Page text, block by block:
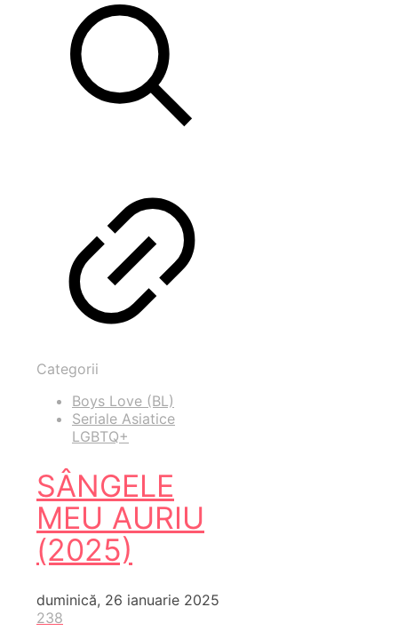
Categorii
Boys Love (BL)
Seriale Asiatice
LGBTQ+
SÂNGELE
MEU AURIU
(2025)
duminică, 26 ianuarie 2025
238